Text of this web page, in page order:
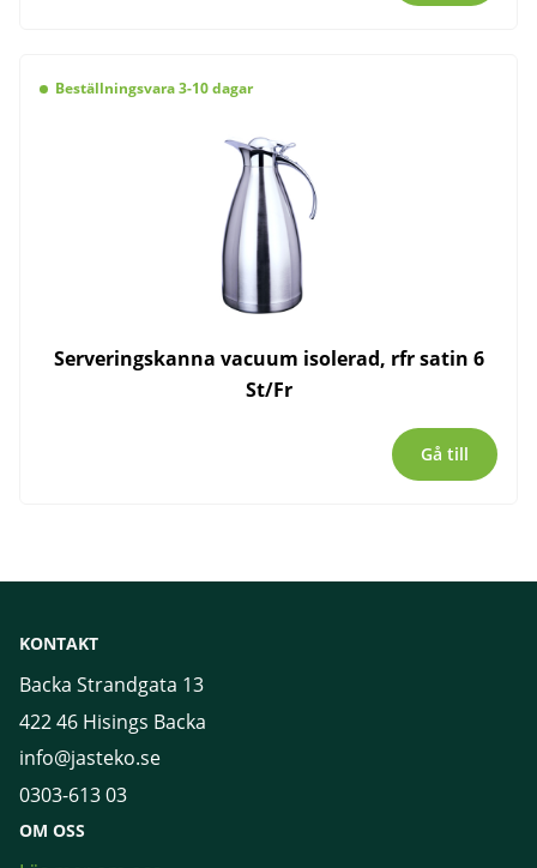
Beställningsvara 3-10 dagar
Serveringskanna vacuum isolerad, rfr satin 6
St/Fr
Gå till
KONTAKT
Backa Strandgata 13
422 46 Hisings Backa
info@jasteko.se
0303-613 03
OM OSS